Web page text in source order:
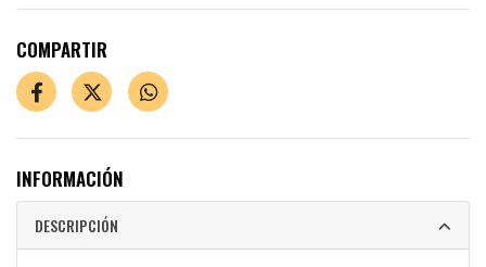
COMPARTIR
INFORMACIÓN
DESCRIPCIÓN